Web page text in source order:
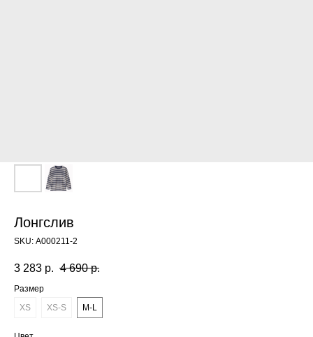
Лонгслив
SKU: А000211-2
3 283 р. 4 690 р.
Размер
XS
XS-S M-L